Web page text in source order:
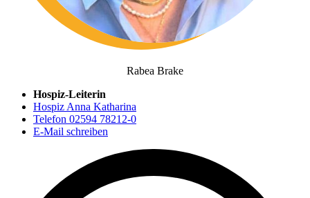
Rabea Brake
Hospiz-Leiterin
Hospiz Anna Katharina
Telefon 02594 78212-0
E-Mail schreiben